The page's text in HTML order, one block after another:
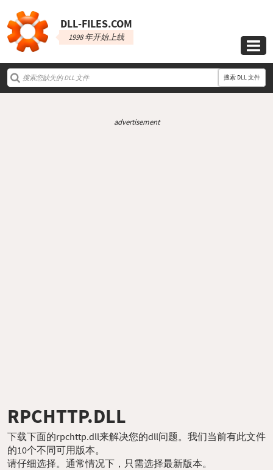
DLL‑FILES.COM
1998 年开始上线

搜索 DLL 文件
advertisement
RPCHTTP.DLL
下载下面的rpchttp.dll来解决您的dll问题。我们当前有此文件
的10个不同可用版本。
请仔细选择。通常情况下，只需选择最新版本。